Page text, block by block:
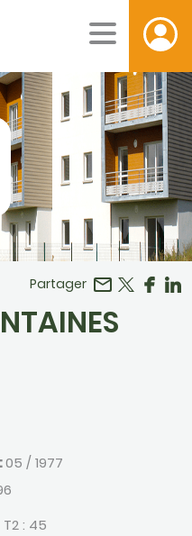
Partager
05 / 1977
T2 : 45